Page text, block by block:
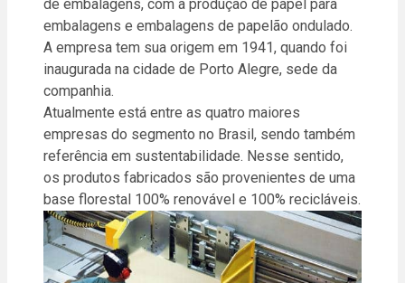
de embalagens, com a produção de papel para
embalagens e embalagens de papelão ondulado.
A empresa tem sua origem em 1941, quando foi
inaugurada na cidade de Porto Alegre, sede da
companhia.
Atualmente está entre as quatro maiores
empresas do segmento no Brasil, sendo também
referência em sustentabilidade. Nesse sentido,
os produtos fabricados são provenientes de uma
base florestal 100% renovável e 100% recicláveis.